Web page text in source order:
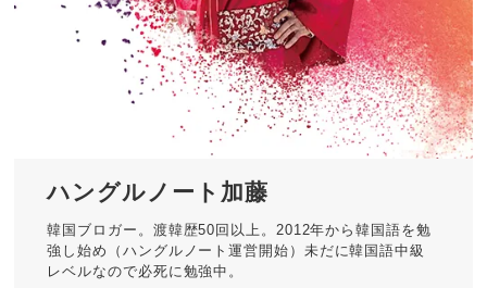
ハングルノート加藤
韓国ブロガー。渡韓歴50回以上。2012年から韓国語を勉
強し始め（ハングルノート運営開始）未だに韓国語中級
レベルなので必死に勉強中。